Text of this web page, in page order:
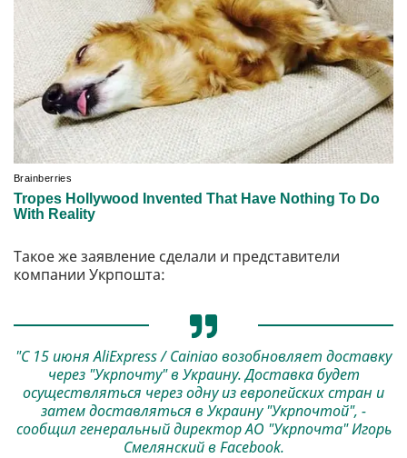
Такое же заявление сделали и представители
компании Укрпошта:
"С 15 июня AliExpress / Cainiao возобновляет доставку
через "Укрпочту" в Украину. Доставка будет
осуществляться через одну из европейских стран и
затем доставляться в Украину "Укрпочтой", -
сообщил генеральный директор АО "Укрпочта" Игорь
Смелянский в Facebook.